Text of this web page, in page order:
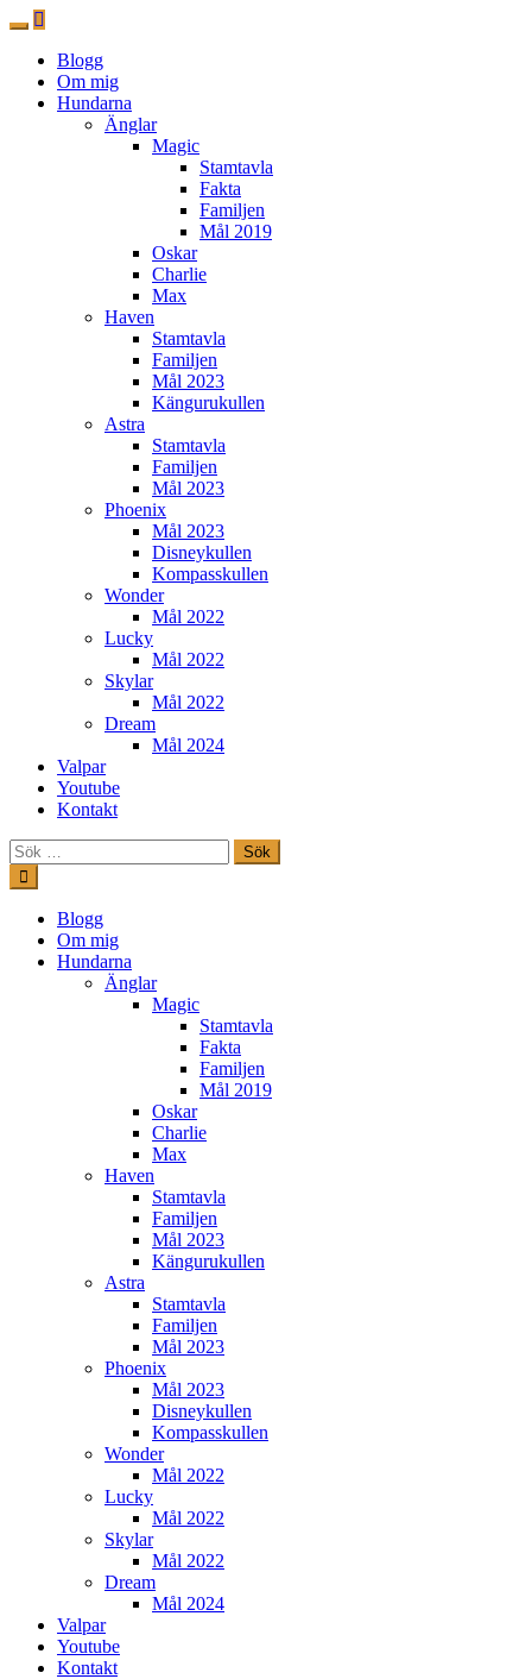
Blogg
Om mig
Hundarna
Änglar
Magic
Stamtavla
Fakta
Familjen
Mål 2019
Oskar
Charlie
Max
Haven
Stamtavla
Familjen
Mål 2023
Kängurukullen
Astra
Stamtavla
Familjen
Mål 2023
Phoenix
Mål 2023
Disneykullen
Kompasskullen
Wonder
Mål 2022
Lucky
Mål 2022
Skylar
Mål 2022
Dream
Mål 2024
Valpar
Youtube
Kontakt
Sök
efter:
Hoppa
till
innehåll
Freestylehundar.se
Blogg
Om mig
Hundarna
Änglar
Magic
Stamtavla
Fakta
Familjen
Mål 2019
Oskar
Charlie
Max
Haven
Stamtavla
Familjen
Mål 2023
Kängurukullen
Astra
Stamtavla
Familjen
Mål 2023
Phoenix
Mål 2023
Disneykullen
Kompasskullen
Wonder
Mål 2022
Lucky
Mål 2022
Skylar
Mål 2022
Dream
Mål 2024
Valpar
Youtube
Kontakt